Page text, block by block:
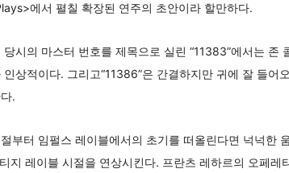
에서 펼칠 확장된 연주의 초안이라 할만하다.
시의 마스터 번호를 제목으로 실린 “11383”에서는 존
상적이다. 그리고“11386”은 간결하지만 귀에 잘 들어
.
부터 임펄스 레이블에서의 초기를 떠올린다면 넉넉한
지 레이블 시절을 연상시킨다. 프란츠 레하르의 오페